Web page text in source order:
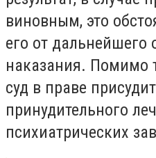
виновным, это
его от дальнейшего
наказания. Помимо
суд в праве
принудительного
психиатрических